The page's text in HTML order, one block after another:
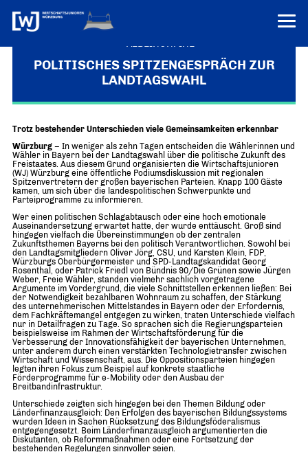
VEREINONLINE
AKTUELLES
ÜBER UNS
Über uns
WER WIR SIND & DER VORSITZ
Über uns
Forum „Junge Wirtschaft“ – Mitgliedermagazin
Mitglieder
UNSER NETZWERK
Mitglieder
Senatoren
TERMINE
PRESSEMELDUNGEN
PROJEKTE
INFORMATIONEN
Ziele
Imagefilm
Merchandising-Klamotten
POLITISCHES SPITZENGESPRÄCH ZUR
LANDTAGSWAHL
Trotz bestehender Unterschieden viele Gemeinsamkeiten erkennbar
Würzburg – In weniger als zehn Tagen entscheiden die Wählerinnen und
Wähler in Bayern bei der Landtagswahl über die politische Zukunft des
Freistaates. Aus diesem Grund organisierten die Wirtschaftsjunioren
(WJ) Würzburg eine öffentliche Podiumsdiskussion mit regionalen
Spitzenvertretern der großen bayerischen Parteien. Knapp 100 Gäste
kamen, um sich über die landespolitischen Schwerpunkte und
Parteiprogramme zu informieren.
Wer einen politischen Schlagabtausch oder eine hoch emotionale
Auseinandersetzung erwartet hatte, der wurde enttäuscht. Groß sind
hingegen vielfach die Übereinstimmungen ob der zentralen
Zukunftsthemen Bayerns bei den politisch Verantwortlichen. Sowohl bei
den Landtagsmitgliedern Oliver Jörg, CSU, und Karsten Klein, FDP,
Würzburgs Oberbürgermeister und SPD-Landtagskandidat Georg
Rosenthal, oder Patrick Friedl von Bündnis 90/Die Grünen sowie Jürgen
Weber, Freie Wähler, standen vielmehr sachlich vorgetragene
Argumente im Vordergrund, die viele Schnittstellen erkennen ließen: Bei
der Notwendigkeit bezahlbaren Wohnraum zu schaffen, der Stärkung
des unternehmerischen Mittelstandes in Bayern oder der Erfordernis,
dem Fachkräftemangel entgegen zu wirken, traten Unterschiede vielfach
nur in Detailfragen zu Tage. So sprachen sich die Regierungsparteien
beispielsweise im Rahmen der Wirtschaftsförderung für die
Verbesserung der Innovationsfähigkeit der bayerischen Unternehmen,
unter anderem durch einen verstärkten Technologietransfer zwischen
Wirtschaft und Wissenschaft, aus. Die Oppositionsparteien hingegen
legten ihren Fokus zum Beispiel auf konkrete staatliche
Förderprogramme für e-Mobility oder den Ausbau der
Breitbandinfrastruktur.
Unterschiede zeigten sich hingegen bei den Themen Bildung oder
Länderfinanzausgleich: Den Erfolgen des bayerischen Bildungssystems
wurden Ideen in Sachen Rücksetzung des Bildungsföderalismus
entgegengesetzt. Beim Länderfinanzausgleich argumentierten die
Diskutanten, ob Reformmaßnahmen oder eine Fortsetzung der
bestehenden Regelungen sinnvoller seien.